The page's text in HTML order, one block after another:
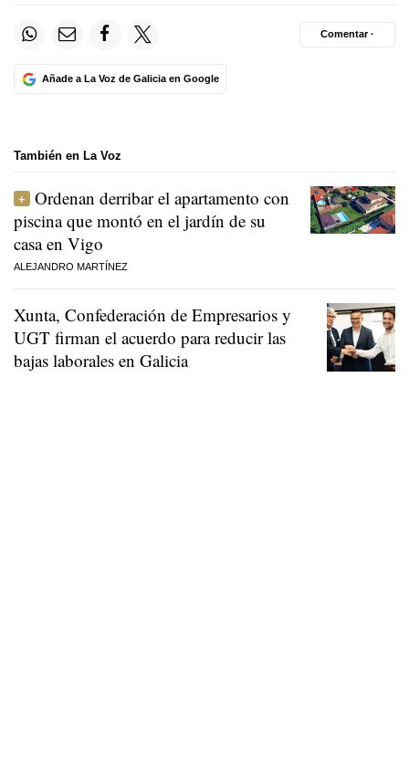
Añade a La Voz de Galicia en Google
Comentar ·
También en La Voz
Ordenan derribar el apartamento con
piscina que montó en el jardín de su
casa en Vigo
ALEJANDRO MARTÍNEZ
Xunta, Confederación de Empresarios y
UGT firman el acuerdo para reducir las
bajas laborales en Galicia